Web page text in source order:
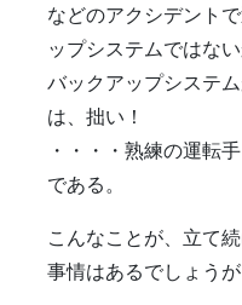
などのアクシデント
ップシステムではない
バックアップシステ
は、拙い！
・・・・熟練の運転
である。
こんなことが、立て
事情はあるでしょうが